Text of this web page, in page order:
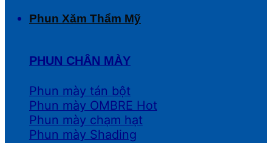
Phun Xăm Thẩm Mỹ
PHUN CHÂN MÀY
Phun mày tán bột
Phun mày OMBRE
Phun mày chạm hạt
Phun mày Shading